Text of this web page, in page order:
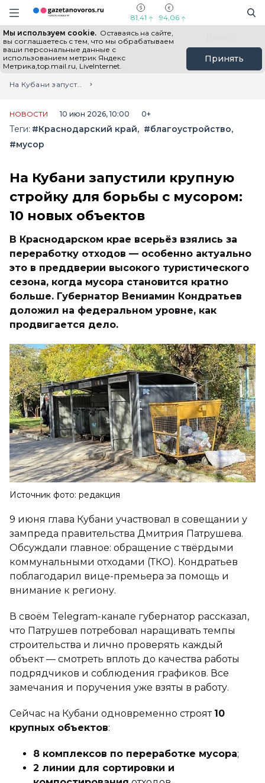
Информационный портал "ГазетаНоворос.ру"
Навигация сайта
81,41 94,06
Мы используем cookie. Оставаясь на сайте,
вы соглашаетесь с тем, что мы обрабатываем
ваши персональные данные с
использованием метрик Яндекс
Метрика,top.mail.ru, LiveInternet.
Принять
Все новости Новости России
Главная
Лента новостей
На Кубани запустили крупную стройку для борьбы с мусором: 10 новых объектов
НОВОСТИ 10 июн 2026, 10:00 0+
Теги: #Краснодарский край
#благоустройство
#мусор
На Кубани запустили крупную
стройку для борьбы с мусором:
10 новых объектов
В Краснодарском крае всерьёз взялись за
переработку отходов — особенно актуально
это в преддверии высокого туристического
сезона, когда мусора становится кратно
больше. Губернатор Вениамин Кондратьев
доложил на федеральном уровне, как
продвигается дело.
Источник фото: редакция
9 июня глава Кубани участвовал в совещании у
зампреда правительства Дмитрия Патрушева.
Обсуждали главное: обращение с твёрдыми
коммунальными отходами (ТКО). Кондратьев
поблагодарил вице-премьера за помощь и
внимание к региону.
В своём Telegram-канале губернатор рассказал,
что Патрушев потребовал наращивать темпы
строительства и лично проверять каждый
объект — смотреть вплоть до качества работы
подрядчиков и соблюдения графиков. Все
замечания и поручения уже взяты в работу.
Сейчас на Кубани одновременно строят 10
крупных объектов:
8 комплексов по переработке мусора;
2 линии для сортировки и